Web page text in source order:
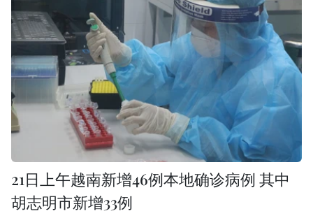
21日上午越南新增46例本地确诊病例 其中
胡志明市新增33例